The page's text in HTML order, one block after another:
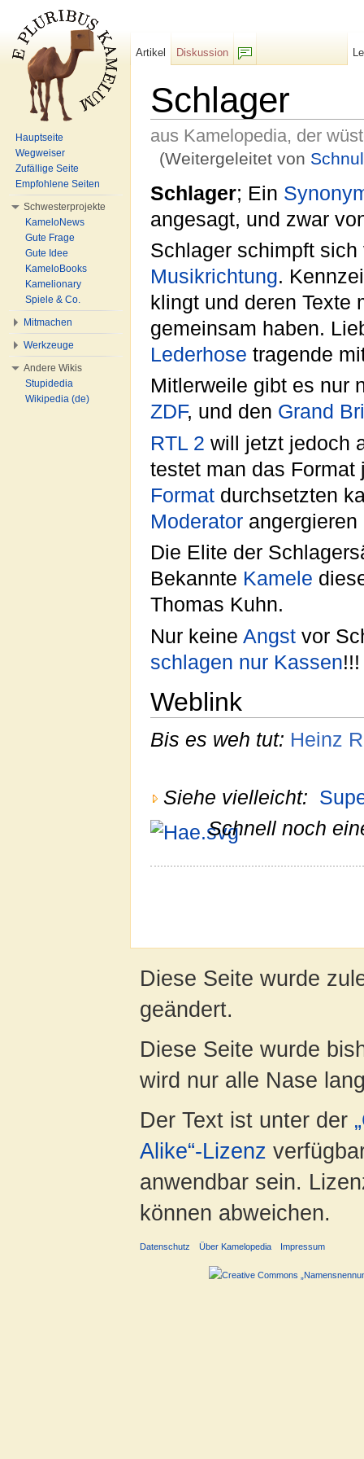
Schlager
aus Kamelopedia, der
(Weitergeleitet von
Schlager; Ein
angesagt, und zwar
Schlager schimpft
Musikrichtung.
klingt und deren
gemeinsam haben.
Lederhose tragende
Mitlerweile gibt es nur
ZDF, und den Grand
RTL 2 will jetzt jedoch
testet man das
Format durchsetzten
Moderator
Die Elite der
Bekannte Kamele
Thomas Kuhn.
Nur keine Angst vor
schlagen nur Kassen!!!
Weblink
Bis es weh tut: Heinz
Siehe vielleicht:
Schnell noch
Artikel
Diskussion
Hauptseite
Wegweiser
Zufällige Seite
Empfohlene Seiten
Schwesterprojekte
KameloNews
Gute Frage
Gute Idee
KameloBooks
Kamelionary
Spiele & Co.
Mitmachen
Werkzeuge
Andere Wikis
Stupidedia
Wikipedia (de)
Diese Seite wurde
geändert.
Diese Seite wurde
wird nur alle Nase
Der Text ist unter der
Alike“-Lizenz
anwendbar sein.
können abweichen.
Datenschutz Über Kamelopedia Impressum